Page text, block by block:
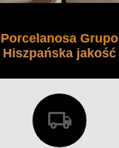
Porcelanosa Grupo
Hiszpańska jakość